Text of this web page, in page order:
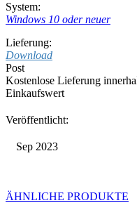
System:
Windows 10 oder neuer
Lieferung:
Download
Post
Kostenlose Lieferung
Einkaufswert
Veröffentlicht:
Sep 2023
ÄHNLICHE PRODUKTE